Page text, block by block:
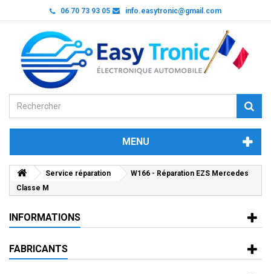
06 70 73 93 05 info.easytronic@gmail.com
MENU
Service réparation
W166 - Réparation EZS Mercedes
Classe M
INFORMATIONS
FABRICANTS